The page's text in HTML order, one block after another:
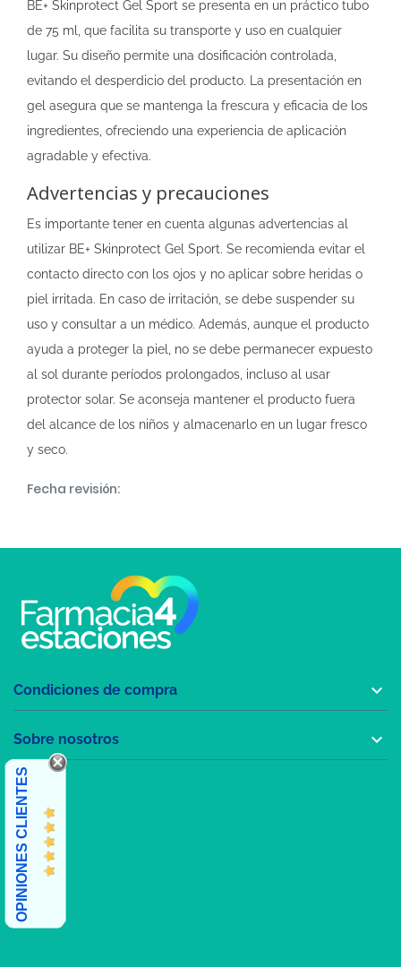
BE+ Skinprotect Gel Sport se presenta en un práctico tubo
de 75 ml, que facilita su transporte y uso en cualquier
lugar. Su diseño permite una dosificación controlada,
evitando el desperdicio del producto. La presentación en
gel asegura que se mantenga la frescura y eficacia de los
ingredientes, ofreciendo una experiencia de aplicación
agradable y efectiva.
Advertencias y precauciones
Es importante tener en cuenta algunas advertencias al
utilizar BE+ Skinprotect Gel Sport. Se recomienda evitar el
contacto directo con los ojos y no aplicar sobre heridas o
piel irritada. En caso de irritación, se debe suspender su
uso y consultar a un médico. Además, aunque el producto
ayuda a proteger la piel, no se debe permanecer expuesto
al sol durante períodos prolongados, incluso al usar
protector solar. Se aconseja mantener el producto fuera
del alcance de los niños y almacenarlo en un lugar fresco
y seco.
Fecha revisión:
Condiciones de compra 
Sobre nosotros 
OPINIONES CLIENTES